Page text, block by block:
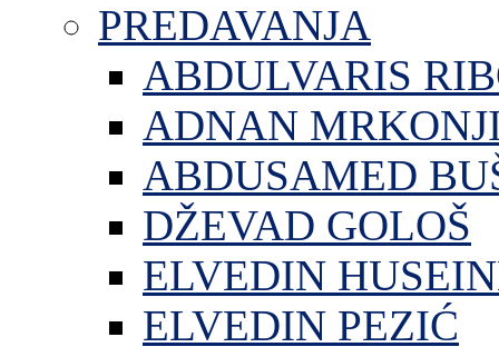
PREDAVANJA
ABDULVARIS
ADNAN
ABDUSAMED
DŽEVAD GOLOŠ
ELVEDIN
ELVEDIN PEZIĆ